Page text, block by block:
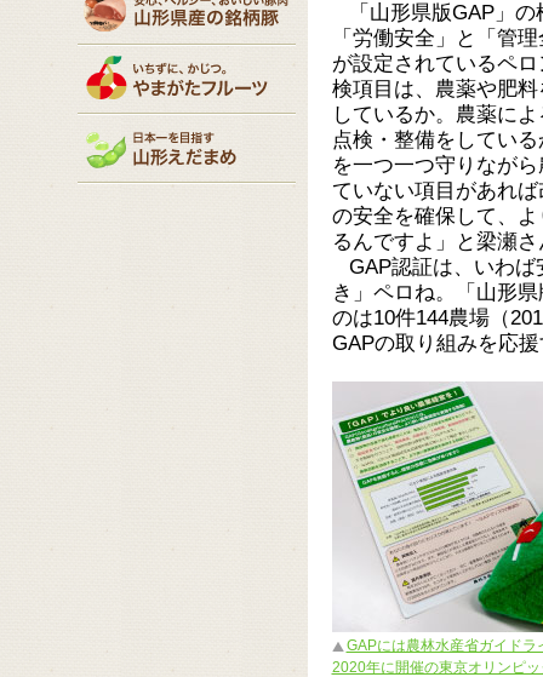
「山形県版GAP」
「労働安全」と「管
が設定されているペ
検項目は、農薬や肥
しているか。農薬に
点検・整備をしてい
を一つ一つ守りなが
ていない項目があれ
の安全を確保して、
るんですよ」と梁瀬さ
GAP認証は、いわ
き」ペロね。「山形
のは10件144農場（
GAPの取り組みを応
GAPには農林水産省ガイドラ
2020年に開催の東京オリンピ